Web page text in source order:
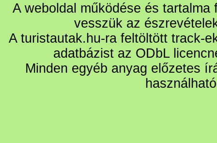
A weboldal működése és
vesszük az
A turistautak.hu-ra feltöltött track-
adatbázist az ODbL
Minden egyéb anyag előzetes